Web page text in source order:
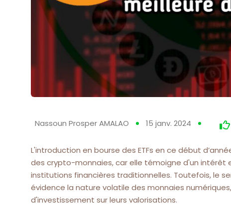
Nassoun Prosper AMALAO 15 janv. 2024
L'introduction en bourse des ETFs en ce début
des crypto-monnaies, car elle témoigne d'un
institutions financières traditionnelles. Toutefois, le
évidence la nature volatile des monnaies
d'investissement sur leurs valorisations.